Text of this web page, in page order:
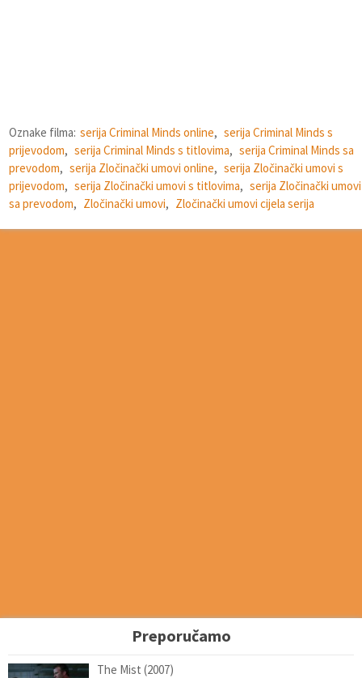
Oznake filma: serija Criminal Minds online, serija Criminal Minds s
prijevodom, serija Criminal Minds s titlovima, serija Criminal Minds sa
prevodom, serija Zločinački umovi online, serija Zločinački umovi s
prijevodom, serija Zločinački umovi s titlovima, serija Zločinački umovi
sa prevodom, Zločinački umovi, Zločinački umovi cijela serija
Preporučamo
The Mist (2007)